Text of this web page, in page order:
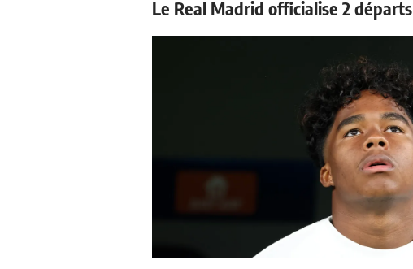
Le Real Madrid officialise 2 départs